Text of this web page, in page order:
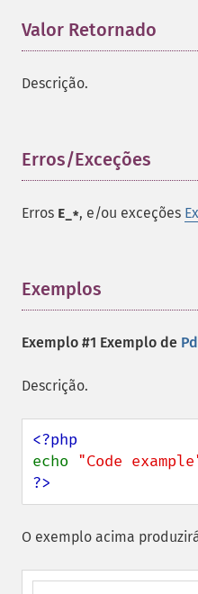
Valor Retornado
Descrição.
Erros/Exceções
Erros E_*, e/ou exceções
Exemplos
Exemplo #1 Exemplo de
Descrição.
echo "Code
?>
O exemplo acima